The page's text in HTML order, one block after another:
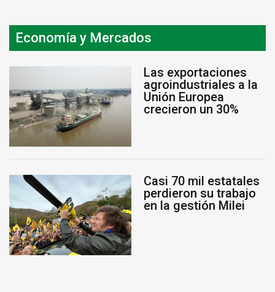
Economía y Mercados
Las exportaciones
agroindustriales a la
Unión Europea
crecieron un 30%
Casi 70 mil estatales
perdieron su trabajo
en la gestión Milei